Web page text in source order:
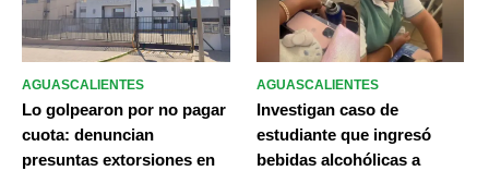
AGUASCALIENTES
Lo golpearon por no pagar
cuota: denuncian
presuntas extorsiones en
AGUASCALIENTES
Investigan caso de
estudiante que ingresó
bebidas alcohólicas a